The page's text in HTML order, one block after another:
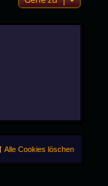
Alle Cookies löschen